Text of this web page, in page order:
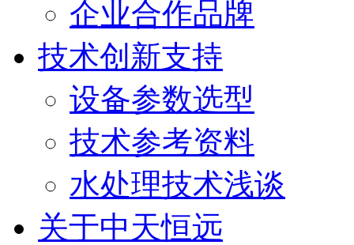
企业合作品牌
技术创新支持
设备参数选型
技术参考资料
水处理技术浅谈
关于中天恒远